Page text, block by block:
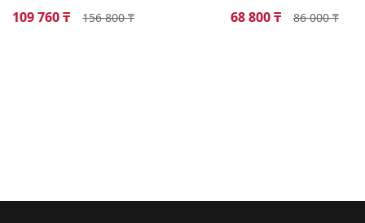
Casio спортивные часы
156 800 ₸
109 760 ₸ 86 000 ₸
68 800 ₸